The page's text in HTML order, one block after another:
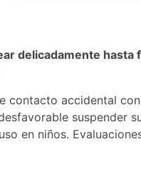
delicadamente
contacto accidental
suspender
en niños.